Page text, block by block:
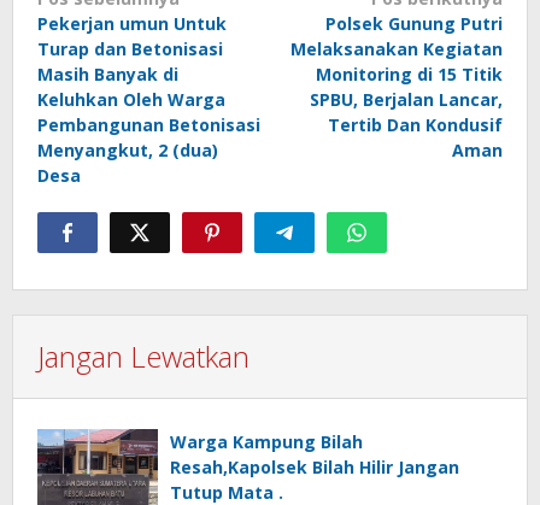
pos
Pekerjan umun Untuk
Turap dan Betonisasi
Masih Banyak di
Keluhkan Oleh Warga
Pembangunan Betonisasi
Menyangkut, 2 (dua)
Desa
Polsek Gunung Putri
Melaksanakan Kegiatan
Monitoring di 15 Titik
SPBU, Berjalan Lancar,
Tertib Dan Kondusif
Aman
Jangan Lewatkan
Warga Kampung Bilah
Resah,Kapolsek Bilah Hilir Jangan
Tutup Mata .